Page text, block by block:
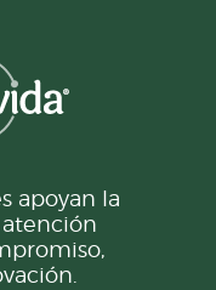
apoyan la